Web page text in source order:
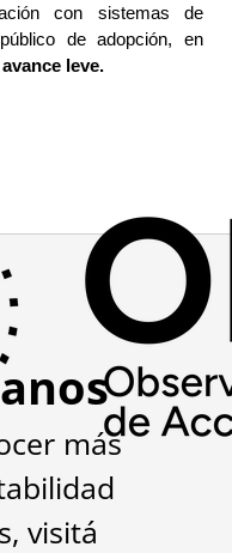
con sistemas de
de adopción, en
avance leve.
más
visitá